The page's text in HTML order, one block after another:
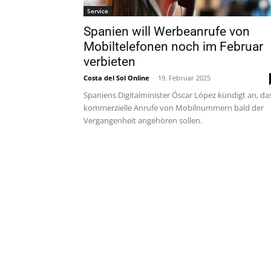
Service
Spanien will Werbeanrufe von
Mobiltelefonen noch im Februar
verbieten
Costa del Sol Online - 19. Februar 2025
Spaniens Digitalminister Óscar López kündigt an,
kommerzielle Anrufe von Mobilnummern bald der
Vergangenheit angehören sollen.